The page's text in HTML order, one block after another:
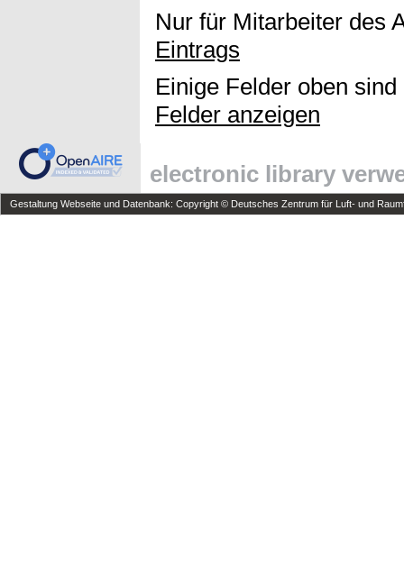
Nur für Mitarbeiter des
Eintrags
Einige Felder oben
Felder anzeigen
electronic library
Gestaltung Webseite und Datenbank: Copyright © Deutsches Zentrum für Luft- und